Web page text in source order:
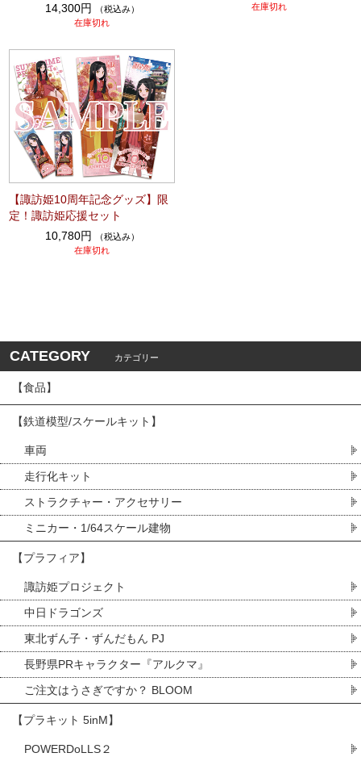
14,300円
（税込み）
在庫切れ
在庫切れ
【諏訪姫10周年記念グッズ】限
定！諏訪姫応援セット
10,780円
（税込み）
在庫切れ
CATEGORY カテゴリー
【食品】
【鉄道模型/スケールキット】
車両
走行化キット
ストラクチャー・アクセサリー
ミニカー・1/64スケール建物
【プラフィア】
諏訪姫プロジェクト
中日ドラゴンズ
東北ずん子・ずんだもん PJ
長野県PRキャラクター『アルクマ』
ご注文はうさぎですか？ BLOOM
【プラキット 5inM】
POWERDoLLS２